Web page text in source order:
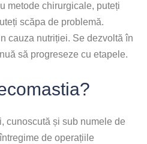
metode chirurgicale, puteți
scăpa de problemă.
cauza nutriției. Se dezvoltă în
să progreseze cu etapele.
cunoscută și sub numele de
de operațiile